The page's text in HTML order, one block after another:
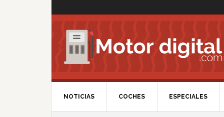
NOTICIAS COCHES ESPECIALES